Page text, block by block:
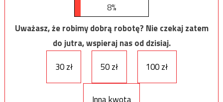
8%
Uważasz, że robimy dobrą robotę? Nie czekaj zatem
do jutra, wspieraj nas od dzisiaj.
30 zł
50 zł 100 zł
Inna kwota